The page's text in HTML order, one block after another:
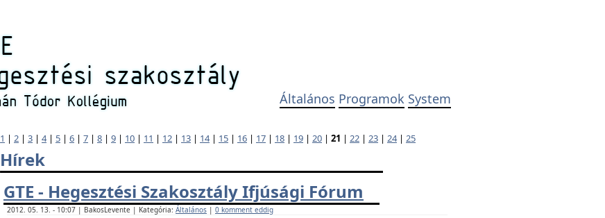
Általános Programok System
1 | 2 | 3 | 4| 5 | 6 | 7 | 8 | 9 | 10 | 11 | 12 | 13 | 14| 15 | 16 | 17 | 18 | 19 | 20 | 21 | 22 | 23 | 24| 25
Hírek
GTE - Hegesztési Szakosztály Ifjúsági Fórum
2012. 05. 13. - 10:07 | BakosLevente | Kategória: Általános | 0 komment eddig